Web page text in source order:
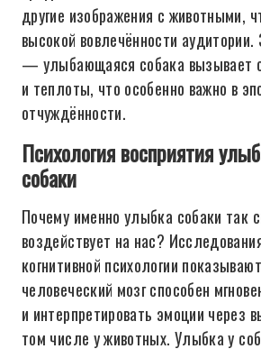
другие изображения с животными,
высокой вовлечённости
— улыбающаяся собака вызывает
и теплоты, что особенно важно в
отчуждённости.
Психология восприятия
собаки
Почему именно улыбка собаки так
воздействует на нас?
когнитивной психологии
человеческий мозг способен
и интерпретировать эмоции через
том числе у животных. Улыбка у